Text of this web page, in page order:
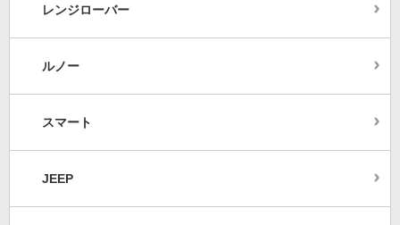
レンジローバー
ルノー
スマート
JEEP